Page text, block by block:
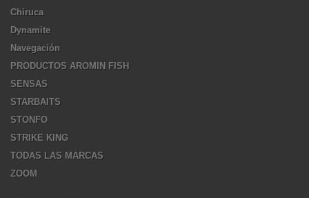
Chiruca
Dynamite
Navegación
PRODUCTOS AROMIN FISH
SENSAS
STARBAITS
STONFO
STRIKE KING
TODAS LAS MARCAS
ZOOM